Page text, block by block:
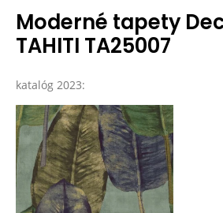
Moderné tapety
TAHITI TA25007
katalóg 2023: